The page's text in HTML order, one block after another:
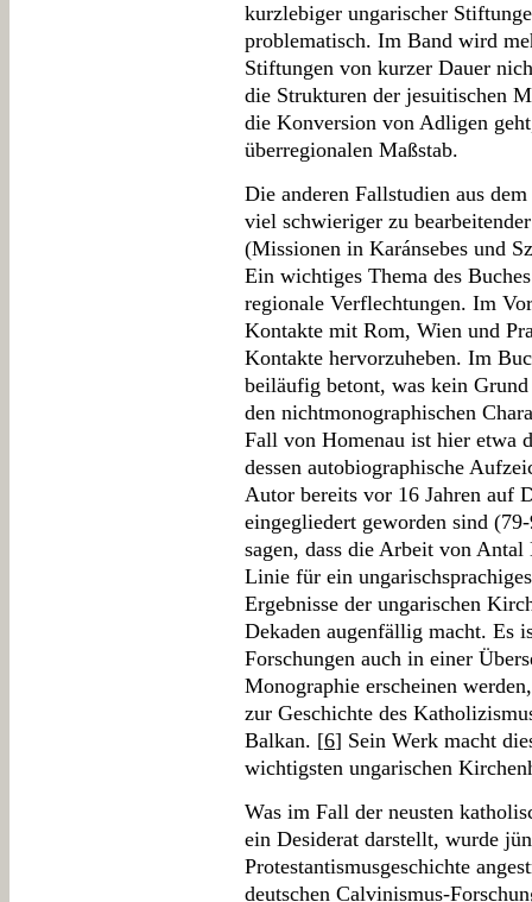
kurzlebiger ungarischer
problematisch. Im Band wird
Stiftungen von kurzer Dauer
die Strukturen der jesuitischen
die Konversion von Adligen
überregionalen Maßstab.
Die anderen Fallstudien aus
viel schwieriger zu
(Missionen in Karánsebes und
Ein wichtiges Thema des
regionale Verflechtungen. Im
Kontakte mit Rom, Wien und
Kontakte hervorzuheben. Im
beiläufig betont, was kein
den nichtmonographischen
Fall von Homenau ist hier etwa
dessen autobiographische
Autor bereits vor 16 Jahren auf
eingegliedert geworden sind
sagen, dass die Arbeit von
Linie für ein
Ergebnisse der ungarischen
Dekaden augenfällig macht. Es
Forschungen auch in einer
Monographie erscheinen
zur Geschichte des
Balkan. [6] Sein Werk macht
wichtigsten ungarischen
Was im Fall der neusten
ein Desiderat darstellt, wurde
Protestantismusgeschichte
deutschen Calvinismus-